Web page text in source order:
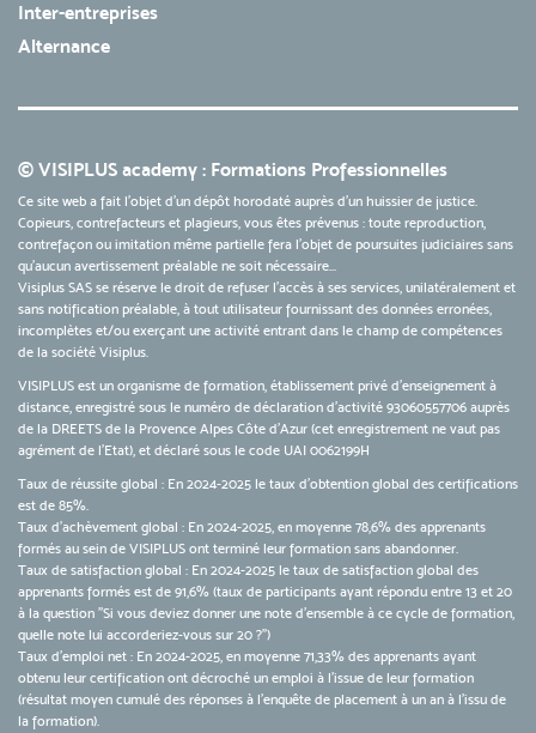
Inter-entreprises
Alternance
© VISIPLUS academy : Formations Professionnelles
Ce site web a fait l'objet d'un dépôt horodaté auprès d'un huissier de justice.
Copieurs, contrefacteurs et plagieurs, vous êtes prévenus : toute reproduction,
contrefaçon ou imitation même partielle fera l'objet de poursuites judiciaires sans
qu’aucun avertissement préalable ne soit nécessaire...
Visiplus SAS se réserve le droit de refuser l'accès à ses services, unilatéralement et
sans notification préalable, à tout utilisateur fournissant des données erronées,
incomplètes et/ou exerçant une activité entrant dans le champ de compétences
de la société Visiplus.
VISIPLUS est un organisme de formation, établissement privé d’enseignement à
distance, enregistré sous le numéro de déclaration d’activité 93060557706 auprès
de la DREETS de la Provence Alpes Côte d’Azur (cet enregistrement ne vaut pas
agrément de l’Etat), et déclaré sous le code UAI 0062199H
Taux de réussite global : En 2024-2025 le taux d'obtention global des certifications
est de 85%.
Taux d’achèvement global : En 2024-2025, en moyenne 78,6% des apprenants
formés au sein de VISIPLUS ont terminé leur formation sans abandonner.
Taux de satisfaction global : En 2024-2025 le taux de satisfaction global des
apprenants formés est de 91,6% (taux de participants ayant répondu entre 13 et 20
à la question "Si vous deviez donner une note d’ensemble à ce cycle de formation,
quelle note lui accorderiez-vous sur 20 ?")
Taux d’emploi net : En 2024-2025, en moyenne 71,33% des apprenants ayant
obtenu leur certification ont décroché un emploi à l'issue de leur formation
(résultat moyen cumulé des réponses à l'enquête de placement à un an à l'issu de
la formation).